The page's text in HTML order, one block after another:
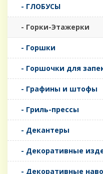
- ГЛОБУСЫ
- Горки-Этажерки
- Горшки
- Горшочки для
- Графины и штофы
- Гриль-прессы
- Декантеры
- Декоративные
- Декоративные